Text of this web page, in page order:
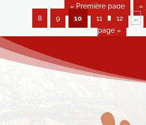
« Première page «
8 9 10 11 12 …
page »